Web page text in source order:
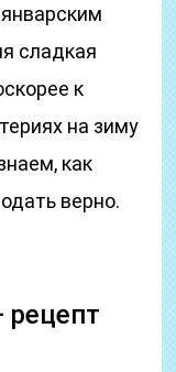
сладкая
к
на зиму
как
верно.
рецепт